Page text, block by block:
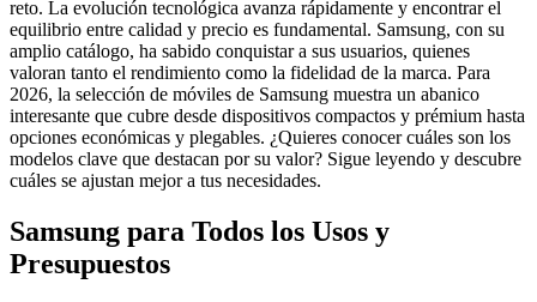
reto. La evolución tecnológica avanza rápidamente y encontrar el
equilibrio entre calidad y precio es fundamental. Samsung, con su
amplio catálogo, ha sabido conquistar a sus usuarios, quienes
valoran tanto el rendimiento como la fidelidad de la marca. Para
2026, la selección de móviles de Samsung muestra un abanico
interesante que cubre desde dispositivos compactos y prémium hasta
opciones económicas y plegables. ¿Quieres conocer cuáles son los
modelos clave que destacan por su valor? Sigue leyendo y descubre
cuáles se ajustan mejor a tus necesidades.
Samsung para Todos los Usos y
Presupuestos